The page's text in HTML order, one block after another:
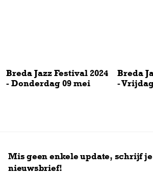
Breda Jazz Festival 2024
- Donderdag 09 mei
Breda
-
Mis geen enkele update, schrijf
nieuwsbrief!